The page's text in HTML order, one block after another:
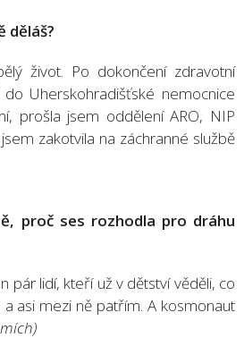
děláš?
život. Po dokončení zdravotní
Uherskohradišťské nemocnice
prošla jsem oddělení ARO, NIP
zakotvila na záchranné službě
proč ses rozhodla pro dráhu
pár lidí, kteří už v dětství věděli, co
a asi mezi ně patřím. A kosmonaut